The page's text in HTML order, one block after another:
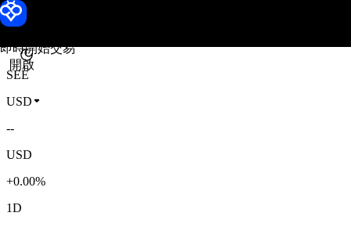
即時開始交易
開啟
SEENETWORK 價格
SEE
USD
--
USD
+0.00%
1D